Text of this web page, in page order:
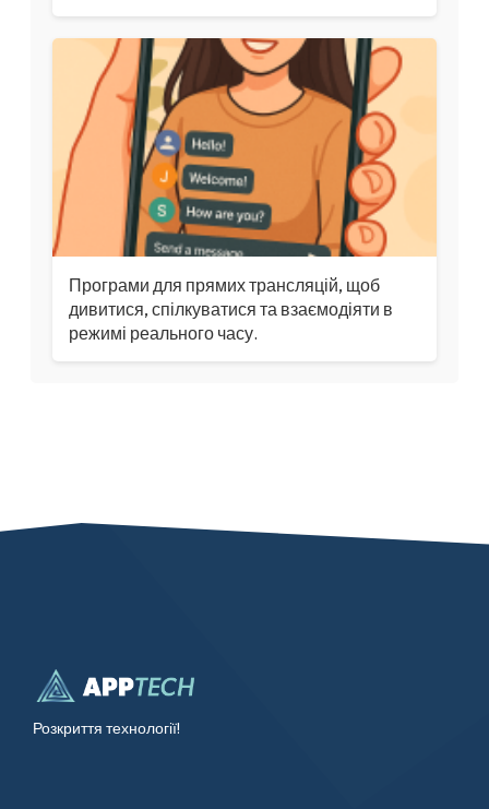
Програми для прямих трансляцій, щоб
дивитися, спілкуватися та взаємодіяти в
режимі реального часу.
Розкриття технології!